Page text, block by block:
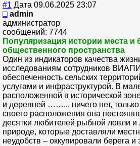
#1 Дата 09.06.2025 23:07
□ admin
администратор
сообщений: 7744
Популяризация истории места и
общественного пространства
Один из индикаторов качества
исследованиям сотрудников
обеспеченность сельских
услугами и инфраструктурой. В
расположенной в исторической
и деревней …….., ничего нет,
своего расположения она
десятки любителей рыбной ловли
природе, которые доставляли
неудобств – оккупировали берега и